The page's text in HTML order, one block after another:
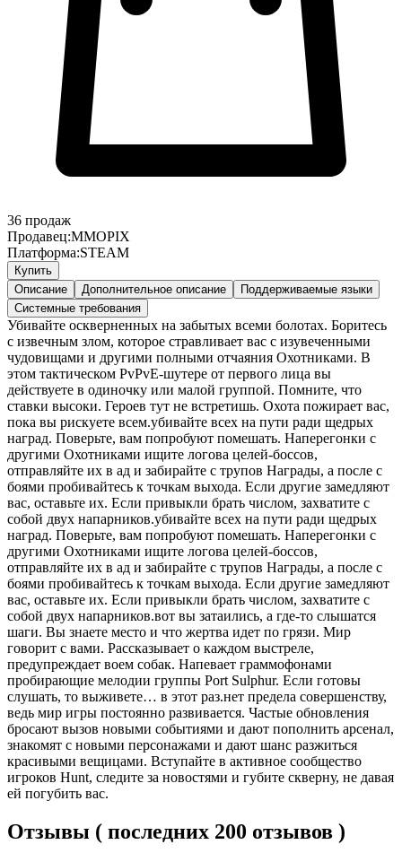
36 продаж
Продавец:MMOPIX
Платформа:STEAM
Купить
Описание
Дополнительное описание
Поддерживаемые языки
Системные требования
Убивайте оскверненных на забытых всеми болотах. Боритесь
с извечным злом, которое стравливает вас с изувеченными
чудовищами и другими полными отчаяния Охотниками. В
этом тактическом PvPvE-шутере от первого лица вы
действуете в одиночку или малой группой. Помните, что
ставки высоки. Героев тут не встретишь. Охота пожирает вас,
пока вы рискуете всем.убивайте всех на пути ради щедрых
наград. Поверьте, вам попробуют помешать. Наперегонки с
другими Охотниками ищите логова целей-боссов,
отправляйте их в ад и забирайте с трупов Награды, а после с
боями пробивайтесь к точкам выхода. Если другие замедляют
вас, оставьте их. Если привыкли брать числом, захватите с
собой двух напарников.убивайте всех на пути ради щедрых
наград. Поверьте, вам попробуют помешать. Наперегонки с
другими Охотниками ищите логова целей-боссов,
отправляйте их в ад и забирайте с трупов Награды, а после с
боями пробивайтесь к точкам выхода. Если другие замедляют
вас, оставьте их. Если привыкли брать числом, захватите с
собой двух напарников.вот вы затаились, а где-то слышатся
шаги. Вы знаете место и что жертва идет по грязи. Мир
говорит с вами. Рассказывает о каждом выстреле,
предупреждает воем собак. Напевает граммофонами
пробирающие мелодии группы Port Sulphur. Если готовы
слушать, то выживете… в этот раз.нет предела совершенству,
ведь мир игры постоянно развивается. Частые обновления
бросают вызов новыми событиями и дают пополнить арсенал,
знакомят с новыми персонажами и дают шанс разжиться
красивыми вещицами. Вступайте в активное сообщество
игроков Hunt, следите за новостями и губите скверну, не давая
ей погубить вас.
Отзывы ( последних 200 отзывов )